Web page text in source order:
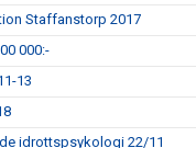
Staffanstorp 2017
000:-
13
idrottspsykologi 22/11